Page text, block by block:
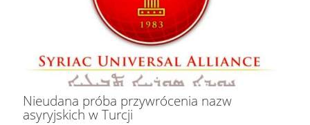
Nieudana próba przywrócenia nazw
asyryjskich w Turcji